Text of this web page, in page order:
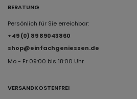
BERATUNG
Persönlich für Sie erreichbar:
+49 (0) 89 89043860
shop@einfachgeniessen.de
Mo - Fr 09:00 bis 18:00 Uhr
VERSANDKOSTENFREI